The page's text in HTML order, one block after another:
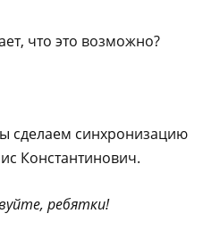
что это возможно?
сделаем синхронизацию
Константинович.
ребятки!